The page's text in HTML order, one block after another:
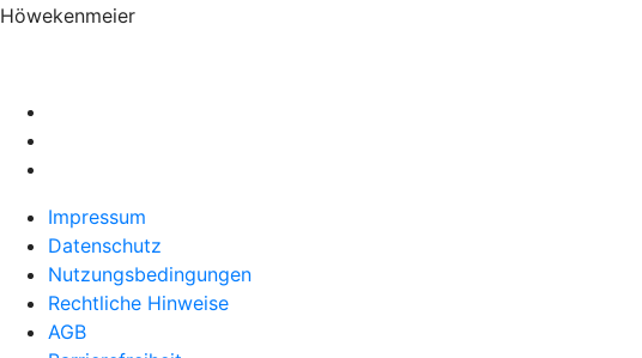
Höwekenmeier
Impressum
Datenschutz
Nutzungsbedingungen
Rechtliche Hinweise
AGB